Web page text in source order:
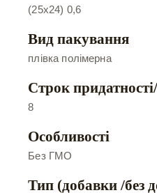
(25х24) 0,6
Вид пакування
плівка полімерна
Строк
8
Особливості
Без ГМО
Тип (добавки /без